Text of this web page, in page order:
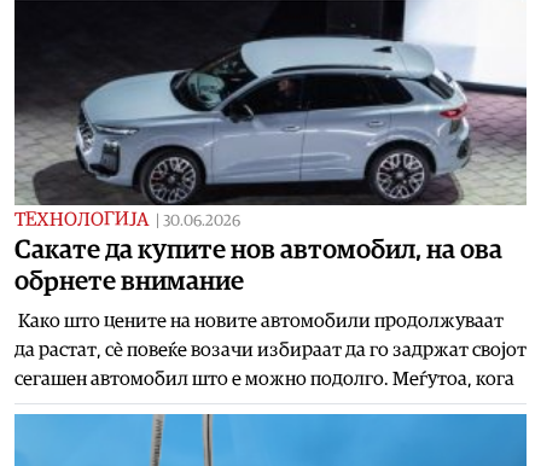
ТЕХНОЛОГИЈА 30.06.2026
Сакате да купите нов автомобил, на ова
обрнете внимание
Како што цените на новите автомобили продолжуваат
да растат, сè повеќе возачи избираат да го задржат својот
сегашен автомобил што е можно подолго. Меѓутоа, кога